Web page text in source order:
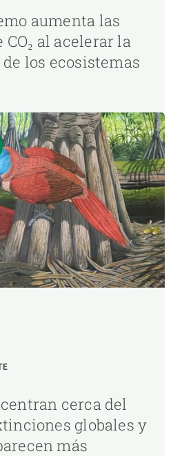
aumenta las
al acelerar la
los ecosistemas
cerca del
globales y
más